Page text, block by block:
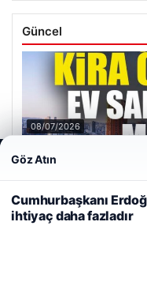
Güncel
08/07/2026
DAP Yapı’dan bir ilk!
kendi kendini ödeyen ev
İmza Töreni: Taraftarlar
Web sitemizi nasıl
deneyiminizi
kullanıyoruz.
Çerez
Reddet Kabul Et
Göz Atın
Cumhurbaşkanı
ihtiyaç daha fazladır